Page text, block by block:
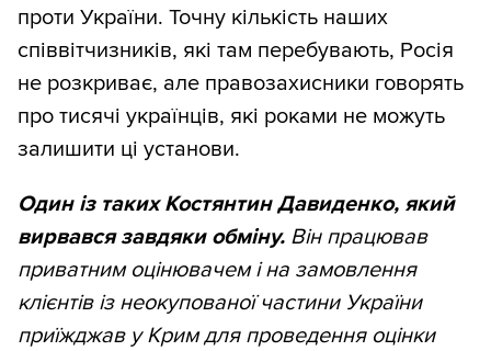
проти України. Точну кількість наших
співвітчизників, які там перебувають, Росія
не розкриває, але правозахисники говорять
про тисячі українців, які роками не можуть
залишити ці установи.
Один із таких Костянтин Давиденко, який
вирвався завдяки обміну. Він працював
приватним оцінювачем і на замовлення
клієнтів із неокупованої частини України
приїжджав у Крим для проведення оцінки